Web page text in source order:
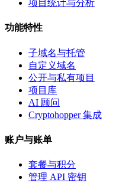
项目统计与分析
功能特性
子域名与托管
自定义域名
公开与私有项目
项目库
AI 顾问
Cryptohopper 集成
账户与账单
套餐与积分
管理 API 密钥